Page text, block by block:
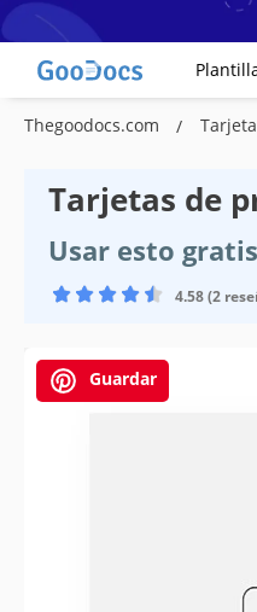
Thegoodocs.com
Tarjetas de
Usar esto
4.58 (2
Guardar